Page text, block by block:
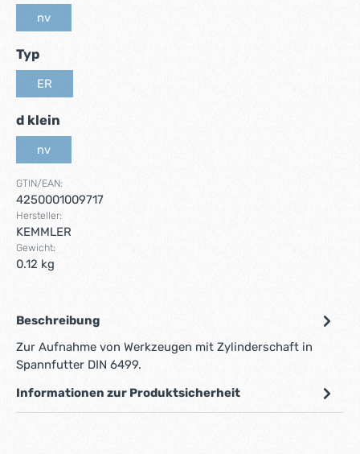
nv
Typauswählen
ER
d klein
nv
GTIN/EAN:
4250001009717
Hersteller:
KEMMLER
Gewicht:
0.12 kg
Beschreibung
Zur Aufnahme von Werkzeugen mit Zylinderschaft in
Spannfutter DIN 6499.
Informationen zur Produktsicherheit